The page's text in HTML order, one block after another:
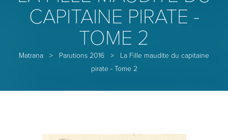
CAPITAINE PIRATE -
TOME 2
Matrana > Parutions 2016 >
La Fille maudite du capitaine
pirate - Tome 2